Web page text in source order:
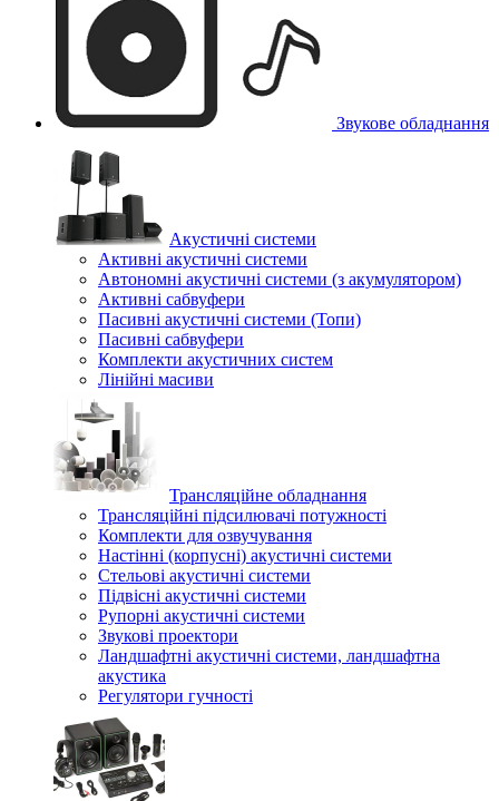
Звукове обладнання
Акустичні системи
Активні акустичні системи
Автономні акустичні системи (з акумулятором)
Активні сабвуфери
Пасивні акустичні системи (Топи)
Пасивні сабвуфери
Комплекти акустичних систем
Лінійні масиви
Трансляційне обладнання
Трансляційні підсилювачі потужності
Комплекти для озвучування
Настінні (корпусні) акустичні системи
Стельові акустичні системи
Підвісні акустичні системи
Рупорні акустичні системи
Звукові проектори
Ландшафтні акустичні системи, ландшафтна
акустика
Регулятори гучності